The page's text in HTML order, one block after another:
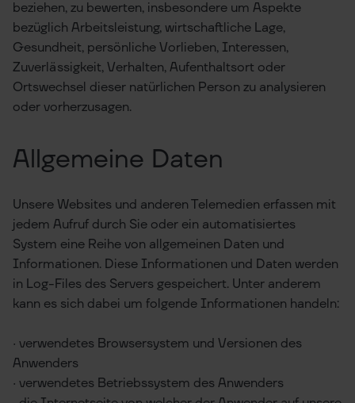
beziehen, zu bewerten, insbesondere um Aspekte
bezüglich Arbeitsleistung, wirtschaftliche Lage,
Gesundheit, persönliche Vorlieben, Interessen,
Zuverlässigkeit, Verhalten, Aufenthaltsort oder
Ortswechsel dieser natürlichen Person zu analysieren
oder vorherzusagen.
Allgemeine Daten
Unsere Websites und anderen Telemedien erfassen mit
jedem Aufruf durch Sie oder ein automatisiertes
System eine Reihe von allgemeinen Daten und
Informationen. Diese Informationen und Daten werden
in Log-Files des Servers gespeichert. Unter anderem
kann es sich dabei um folgende Informationen handeln:
· verwendetes Browsersystem und Versionen des
Anwenders
· verwendetes Betriebssystem des Anwenders